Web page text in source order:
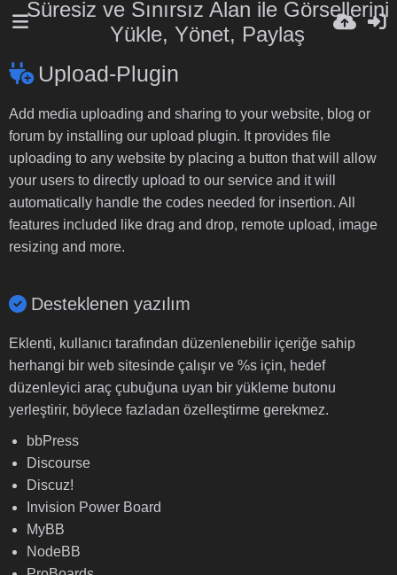
Süresiz ve Sınırsız Alan ile Görsellerini
Yükle, Yönet, Paylaş
Upload-Plugin
Add media uploading and sharing to your website, blog or
forum by installing our upload plugin. It provides file
uploading to any website by placing a button that will allow
your users to directly upload to our service and it will
automatically handle the codes needed for insertion. All
features included like drag and drop, remote upload, image
resizing and more.
Desteklenen yazılım
Eklenti, kullanıcı tarafından düzenlenebilir içeriğe sahip
herhangi bir web sitesinde çalışır ve %s için, hedef
düzenleyici araç çubuğuna uyan bir yükleme butonu
yerleştirir, böylece fazladan özelleştirme gerekmez.
bbPress
Discourse
Discuz!
Invision Power Board
MyBB
NodeBB